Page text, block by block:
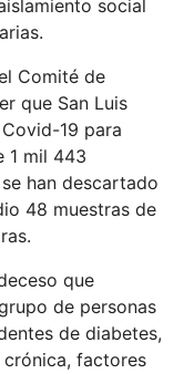
social
Comité de
que San Luis
19 para
1 mil 443
han descartado
48 muestras de
que
de personas
de diabetes,
factores